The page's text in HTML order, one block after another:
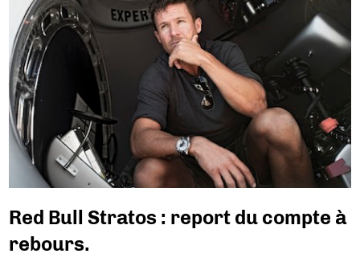
Red Bull Stratos : report du compte à
rebours.